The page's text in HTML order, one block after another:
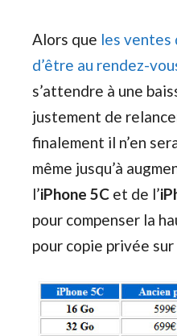
Alors que les ventes
d’être au rendez-
s’attendre à une
justement de
finalement il n’en
même jusqu’à
l’iPhone 5C et de l’
pour compenser la
pour copie privée